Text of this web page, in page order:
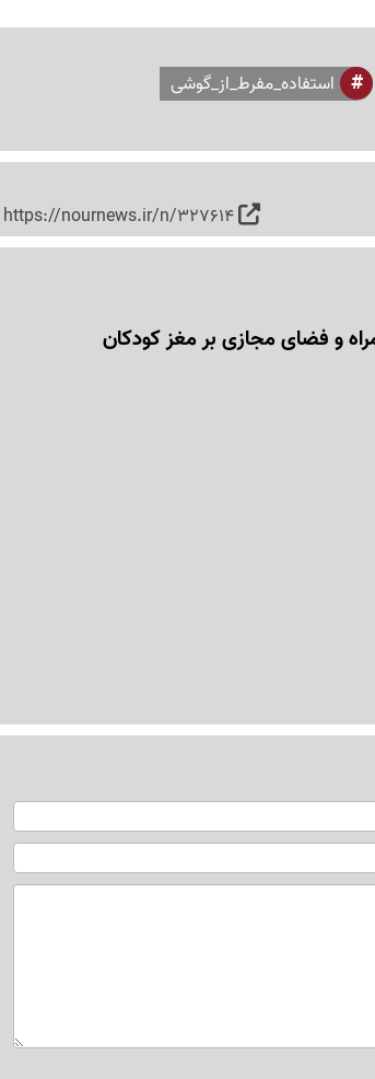
استفاده_مفرط_از_گوشی
https://nournews.ir/n/327614